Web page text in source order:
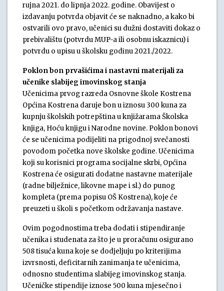
rujna 2021. do lipnja 2022. godine. Obavijest o
izdavanju potvrda objavit će se naknadno, a kako bi
ostvarili ovo pravo, učenici su dužni dostaviti dokaz o
prebivalištu (potvrdu MUP-a ili osobnu iskaznicu) i
potvrdu o upisu u školsku godinu 2021./2022.
Poklon bon prvašićima i nastavni materijali za
učenike slabijeg imovinskog stanja
Učenicima prvog razreda Osnovne škole Kostrena
Općina Kostrena daruje bon u iznosu 300 kuna za
kupnju školskih potrepština u knjižarama Školska
knjiga, Hoću knjigu i Narodne novine. Poklon bonovi
će se učenicima podijeliti na prigodnoj svečanosti
povodom početka nove školske godine. Učenicima
koji su korisnici programa socijalne skrbi, Općina
Kostrena će osigurati dodatne nastavne materijale
(radne bilježnice, likovne mape i sl.) do punog
kompleta (prema popisu OŠ Kostrena), koje će
preuzeti u školi s početkom održavanja nastave.
Ovim pogodnostima treba dodati i stipendiranje
učenika i studenata za što je u proračunu osigurano
508 tisuća kuna koje se dodjeljuju po kriterijima
izvrsnosti, deficitarnih zanimanja te učenicima,
odnosno studentima slabijeg imovinskog stanja.
Učeničke stipendije iznose 500 kuna mjesečno i